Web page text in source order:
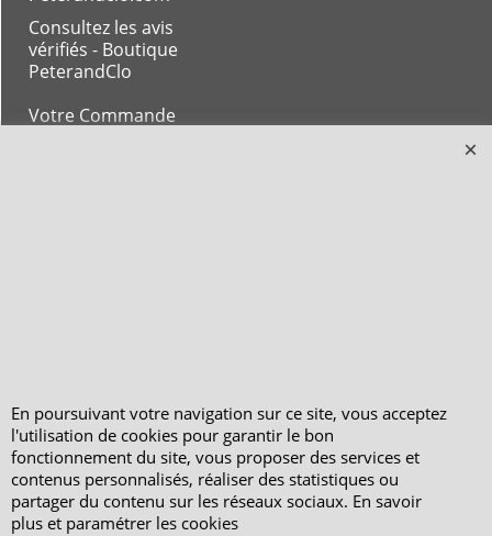
Consultez les avis
vérifiés - Boutique
PeterandClo
Votre Commande
En poursuivant votre navigation sur ce site, vous acceptez
l'utilisation de cookies pour garantir le bon
fonctionnement du site, vous proposer des services et
contenus personnalisés, réaliser des statistiques ou
partager du contenu sur les réseaux sociaux. En savoir
plus et paramétrer les cookies